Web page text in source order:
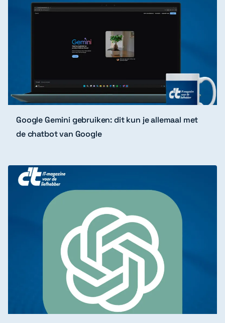
Google Gemini gebruiken: dit kun je allemaal met
de chatbot van Google